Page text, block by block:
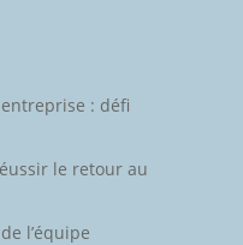
: défi
le retour au
l’équipe